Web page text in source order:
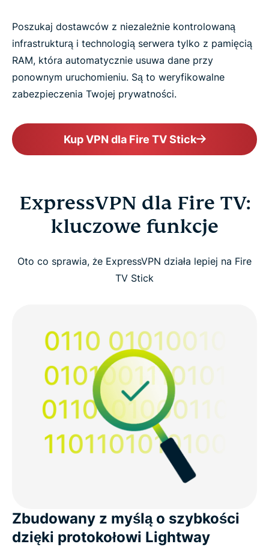
Poszukaj dostawców z niezależnie kontrolowaną
infrastrukturą i technologią serwera tylko z pamięcią
RAM, która automatycznie usuwa dane przy
ponownym uruchomieniu. Są to weryfikowalne
zabezpieczenia Twojej prywatności.
Kup VPN dla Fire TV Stick
ExpressVPN dla Fire TV:
kluczowe funkcje
Oto co sprawia, że ExpressVPN działa lepiej na Fire
TV Stick
Zbudowany z myślą o szybkości
dzięki protokołowi Lightway